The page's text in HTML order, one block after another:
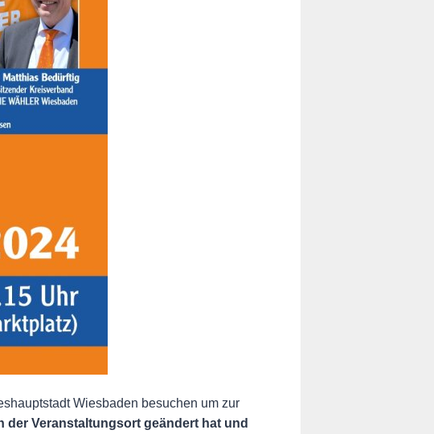
Wiesbaden besuchen um zur
der Veranstaltungsort geändert hat und